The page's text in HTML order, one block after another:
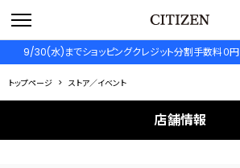
9/30(水)までショッピングクレジット分割手数料０円
トップページ ストア／イベント
店舗情報